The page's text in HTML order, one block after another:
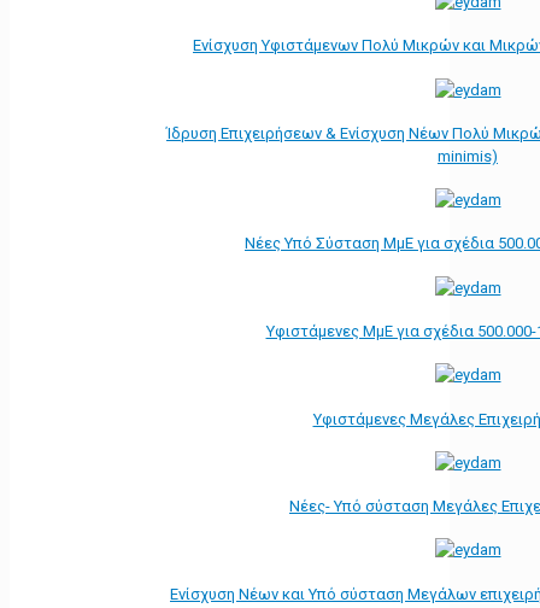
Ενίσχυση Υφιστάμενων Πολύ Μικρών και
Ίδρυση Επιχειρήσεων & Ενίσχυση Νέων Πολύ
minimis)
Νέες Υπό Σύσταση ΜμΕ για σχέδια
Υφιστάμενες ΜμΕ για σχέδια
Υφιστάμενες Μεγάλες
Νέες- Υπό σύσταση Μεγάλες
Ενίσχυση Νέων και Υπό σύσταση Μεγάλων